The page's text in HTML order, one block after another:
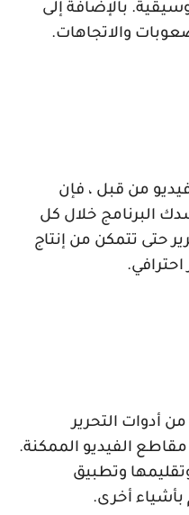
بالإضافة إلى
والاتجاهات.
من قبل ، فإن
البرنامج خلال كل
حتى تتمكن من إنتاج
أدوات التحرير
الفيديو الممكنة.
وتطبيق
بأشياء أخرى.